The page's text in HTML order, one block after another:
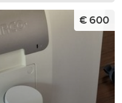
€ 600